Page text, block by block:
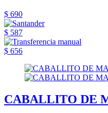
$ 690
$ 587
$ 656
CABALLITO DE